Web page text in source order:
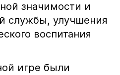
значимости и
службы, улучшения
воспитания
игре были